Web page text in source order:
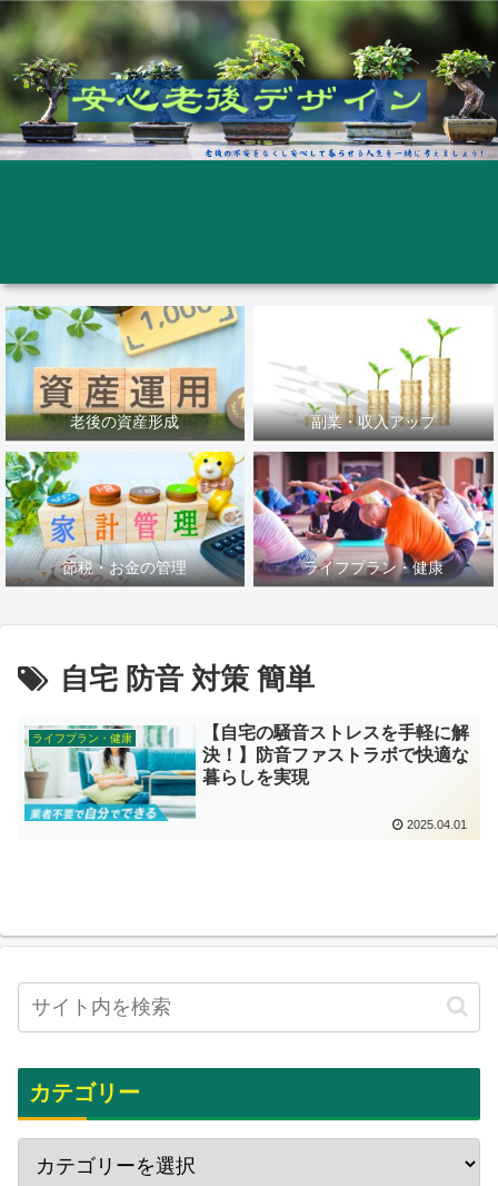
老後の資産形成 副業・収入アップ
節税・お金の管理 ライフプラン・健康
自宅 防音 対策 簡単
ライフプラン・健康
【自宅の騒音ストレスを手軽に解
決！】防音ファストラボで快適な
暮らしを実現
2025.04.01
カテゴリー